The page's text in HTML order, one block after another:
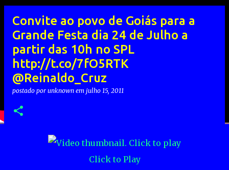
Convite ao povo de Goiás para a
Grande Festa dia 24 de Julho a
partir das 10h no SPL
http://t.co/7fO5RTK
@Reinaldo_Cruz
postado por unknown em julho 15, 2011
Click to Play